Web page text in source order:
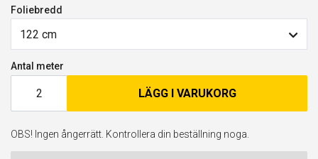
Foliebredd
122 cm
Antal meter
LÄGG I VARUKORG
OBS! Ingen ångerrätt. Kontrollera din beställning noga.